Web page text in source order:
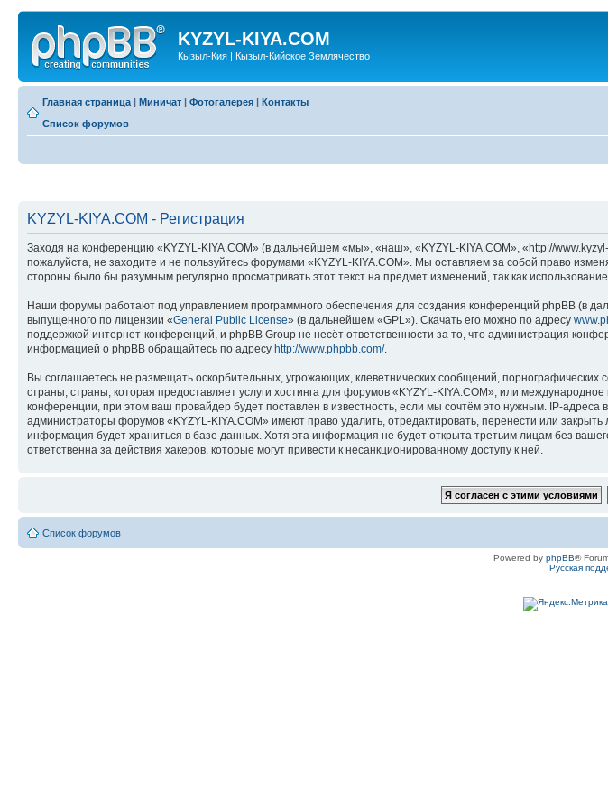
KYZYL-KIYA.COM
Кызыл-Кия | Кызыл-Кийское Землячество
Главная страница | Миничат | Фотогалерея | Контакты
Список форумов
KYZYL-KIYA.COM - Регистрация
Заходя на конференцию «KYZYL-KIYA.COM» (в дальнейшем «мы», «наш», «KYZYL-KIYA.COM», «http://
пожалуйста, не заходите и не пользуйтесь форумами «KYZYL-KIYA.COM». Мы оставляем за собой право
стороны было бы разумным регулярно просматривать этот текст на предмет изменений, так как
Наши форумы работают под управлением программного обеспечения для создания конференций phpBB (в
выпущенного по лицензии «General Public License» (в дальнейшем «GPL»). Скачать его можно по адресу
поддержкой интернет-конференций, и phpBB Group не несёт ответственности за то, что администрация
информацией о phpBB обращайтесь по адресу http://www.phpbb.com/.
Вы соглашаетесь не размещать оскорбительных, угрожающих, клеветнических сообщений,
страны, страны, которая предоставляет услуги хостинга для форумов «KYZYL-KIYA.COM», или
конференции, при этом ваш провайдер будет поставлен в известность, если мы сочтём это нужным. IP-
администраторы форумов «KYZYL-KIYA.COM» имеют право удалить, отредактировать, перенести или
информация будет храниться в базе данных. Хотя эта информация не будет открыта третьим лицам без
ответственна за действия хакеров, которые могут привести к несанкционированному доступу к ней.
Список форумов
Powered by phpBB®
Русская